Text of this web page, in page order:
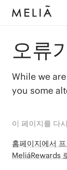
오류
While we
you some
이 페이지를 다
홈페이지에서
MeliáRewards